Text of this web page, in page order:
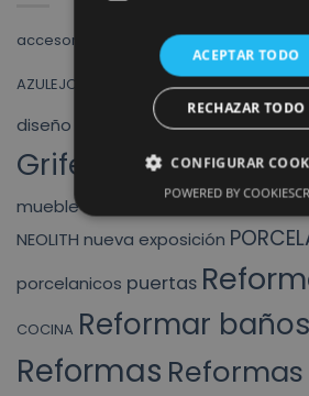
accesorios baño AlbaceteALVIC
AZULEJOS bañobaños
diseño
DUCHAS exposicion
Griferias HIDRAULICOS INODORO
mueble baño MUEBLES BAÑO
NEOLITH nueva exposición
porcelanicos puertas
COCINA Reformar baños
Reformas
ACEPTAR TODO
RECHAZAR TODO
CONFIGURAR
POWERED BY